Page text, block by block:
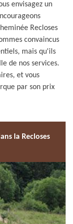
envisagez un
Recloses
convaincus
mais qu'ils
de nos services.
et vous
par son prix
la Recloses